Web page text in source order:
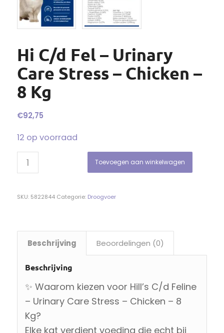
Hi C/d Fel – Urinary
Care Stress – Chicken –
8 Kg
€92,75
12 op voorraad
Toevoegen aan winkelwagen
SKU: 5822844 Categorie: Droogvoer
Beschrijving Beoordelingen (0)
Beschrijving
✨ Waarom kiezen voor Hill’s C/d Feline
– Urinary Care Stress – Chicken – 8
Kg?
Elke kat verdient voeding die echt bij